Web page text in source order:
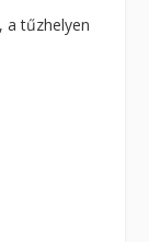
a tűzhelyen